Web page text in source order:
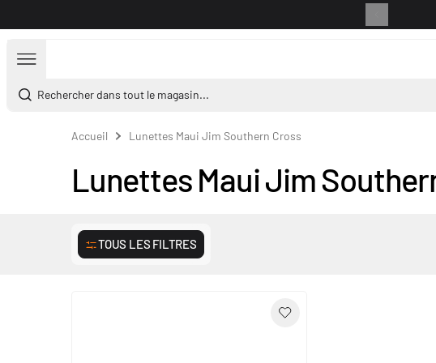
Rechercher dans tout le magasin...
Accueil Lunettes Maui Jim Southern Cross
Lunettes Maui Jim
TOUS LES FILTRES